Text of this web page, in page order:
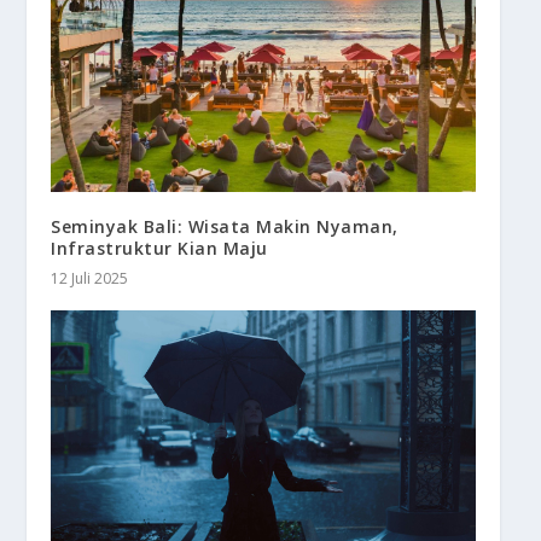
Seminyak Bali: Wisata Makin Nyaman,
Infrastruktur Kian Maju
12 Juli 2025